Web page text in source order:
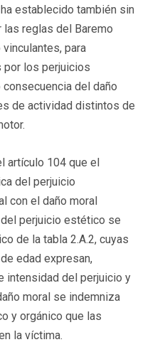
establecido también sin
reglas del Baremo
para
por los perjuicios
del daño
de actividad distintos de
artículo 104 que el
del perjuicio
con el daño moral
perjuicio estético se
de la tabla 2.A.2, cuyas
edad expresan,
intensidad del perjuicio y
moral se indemniza
y orgánico que las
la víctima.